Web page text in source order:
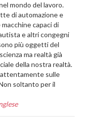
mondo del lavoro.
di automazione e
capaci di
e altri congegni
più oggetti del
ma realtà già
della nostra realtà.
sulle
soltanto per il